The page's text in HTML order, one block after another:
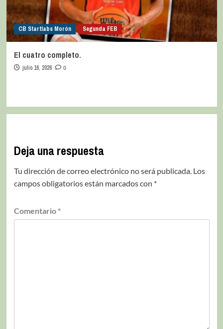
CB Startlabs Morón Segunda FEB
El cuatro completo.
julio 16, 2026 0
Deja una respuesta
Tu dirección de correo electrónico no será publicada. Los
campos obligatorios están marcados con *
Comentario *